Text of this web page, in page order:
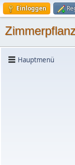
Einloggen
Hauptmenü